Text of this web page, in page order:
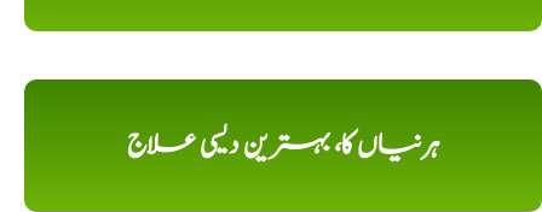
ہرنیاں کا، بہترین دیسی علاج